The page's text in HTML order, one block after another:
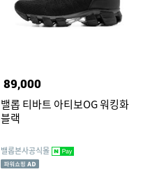
89,000
밸롭 티바트 아티보OG 워킹화
블랙
밸롭본사공식몰